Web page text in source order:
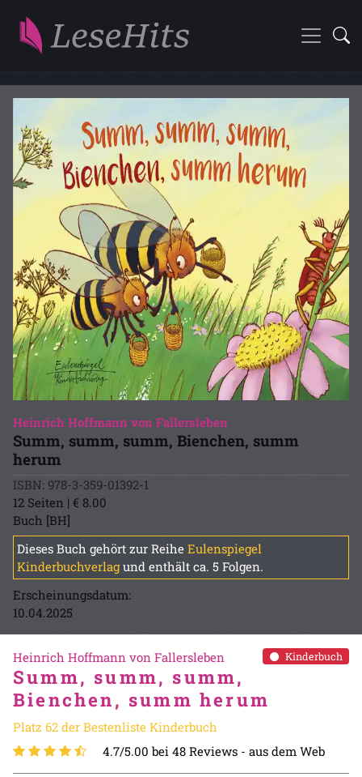
Heinrich Hoffmann von Fallersleben
Summ, summ, summ, Bienchen, summ
herum
ISBN: 978-3-359-01392-1
12 Seiten | € 8.00
Buch [BH]
Dieses Buch gehört zur Reihe Eulenspiegel
Kinderbuchverlagund enthält ca. 5 Folgen.
Erscheinungsdatum:
10.04.2025
Kinderbuch
Heinrich Hoffmann von Fallersleben
Summ, summ, summ,
Bienchen, summ herum
Platz 62 der Bestenliste Kinderbuch
4.7/5.00 bei 48 Reviews - aus dem Web